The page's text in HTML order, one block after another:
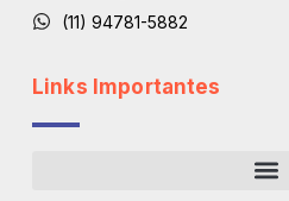
(11) 94781-5882
Links Importantes